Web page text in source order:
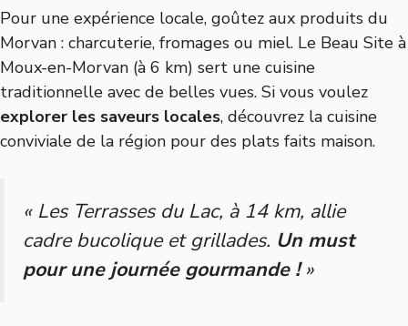
Pour une expérience locale, goûtez aux produits du
Morvan : charcuterie, fromages ou miel. Le Beau Site à
Moux-en-Morvan (à 6 km) sert une cuisine
traditionnelle avec de belles vues. Si vous voulez
explorer les saveurs locales, découvrez la cuisine
conviviale de la région pour des plats faits maison.
« Les Terrasses du Lac, à 14 km, allie
cadre bucolique et grillades. Un must
pour une journée gourmande !»